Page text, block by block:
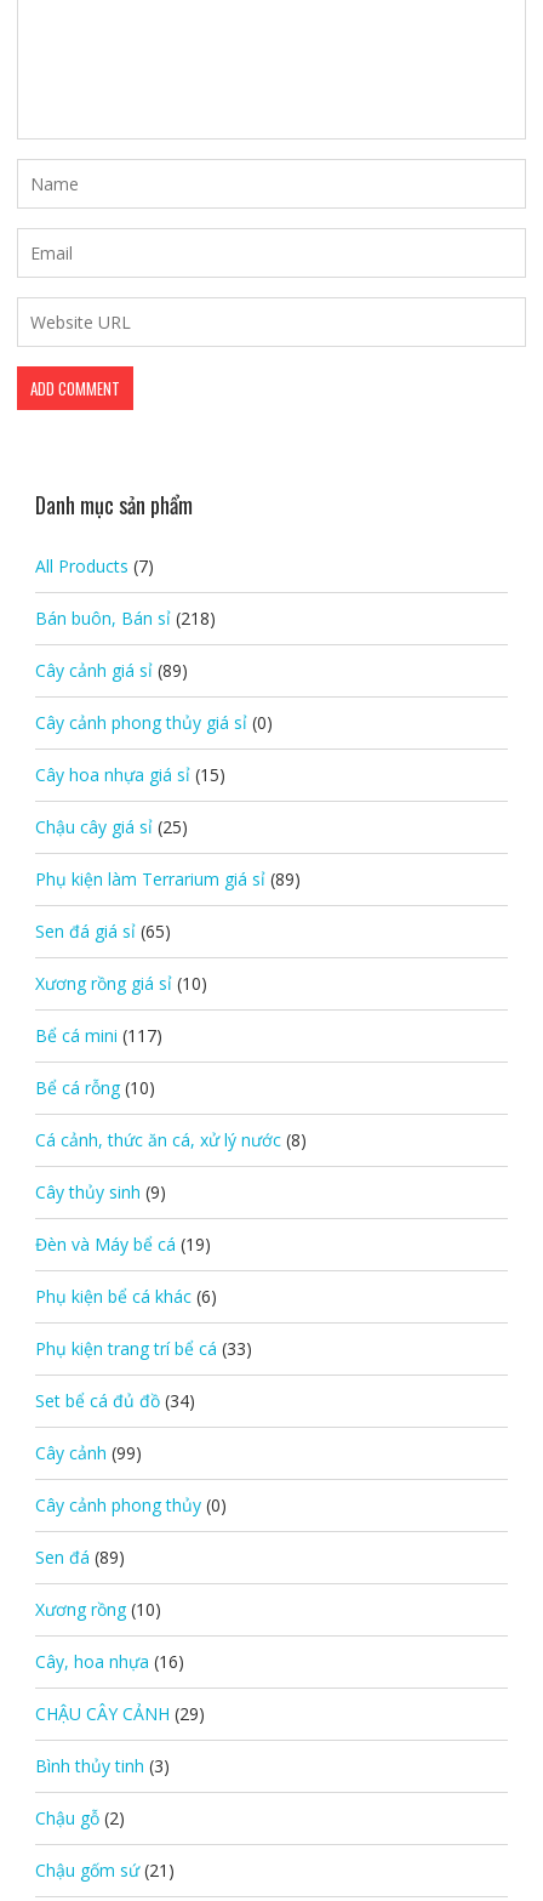
Danh mục sản phẩm
All Products (7)
Bán buôn, Bán sỉ (218)
Cây cảnh giá sỉ (89)
Cây cảnh phong thủy giá sỉ (0)
Cây hoa nhựa giá sỉ (15)
Chậu cây giá sỉ (25)
Phụ kiện làm Terrarium giá sỉ (89)
Sen đá giá sỉ (65)
Xương rồng giá sỉ (10)
Bể cá mini (117)
Bể cá rỗng (10)
Cá cảnh, thức ăn cá, xử lý nước (8)
Cây thủy sinh (9)
Đèn và Máy bể cá (19)
Phụ kiện bể cá khác (6)
Phụ kiện trang trí bể cá (33)
Set bể cá đủ đồ (34)
Cây cảnh (99)
Cây cảnh phong thủy (0)
Sen đá (89)
Xương rồng (10)
Cây, hoa nhựa (16)
CHẬU CÂY CẢNH (29)
Bình thủy tinh (3)
Chậu gỗ (2)
Chậu gốm sứ (21)